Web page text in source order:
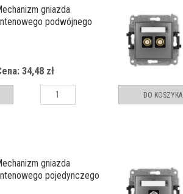
gniazda
podwójnego
34,48 zł
DO KOSZYKA
gniazda
pojedynczego